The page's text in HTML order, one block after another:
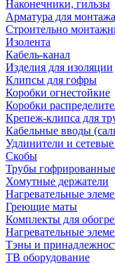
Наконечники, гильзы
Арматура для монтажа
Строительно
Изолента
Кабель-канал
Изделия для изоляции
Клипсы для гофры
Коробки огнестойкие
Коробки
Крепеж-клипса для
Кабельные вводы
Удлинители и
Скобы
Трубы гофрированные
Хомутные держатели
Нагревательные
Греющие маты
Комплекты для
Нагревательные
Тэны и
ТВ оборудование